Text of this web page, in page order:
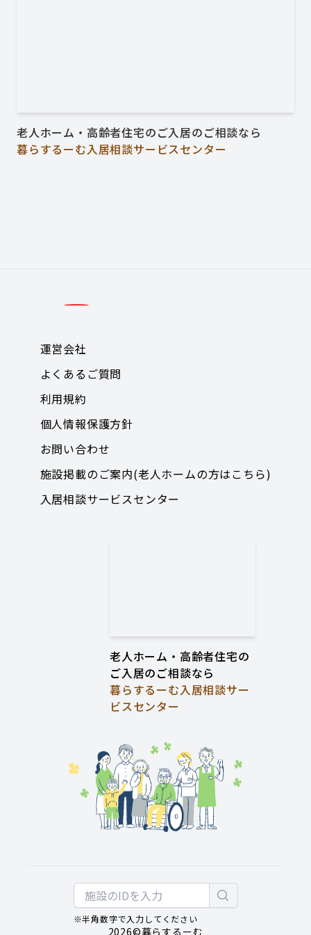
老人ホーム・高齢者住宅のご入居のご相談なら
暮らするーむ入居相談サービスセンター
運営会社
よくあるご質問
利用規約
個人情報保護方針
お問い合わせ
施設掲載のご案内(老人ホームの方はこちら)
入居相談サービスセンター
老人ホーム・高齢者住宅の
ご入居のご相談なら
暮らするーむ入居相談サー
ビスセンター
2026©暮らするーむ
※半角数字で入力してください